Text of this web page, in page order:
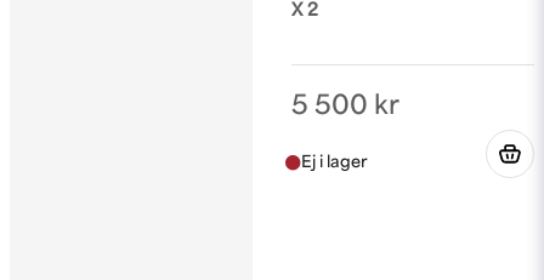
X 2
5 500 kr